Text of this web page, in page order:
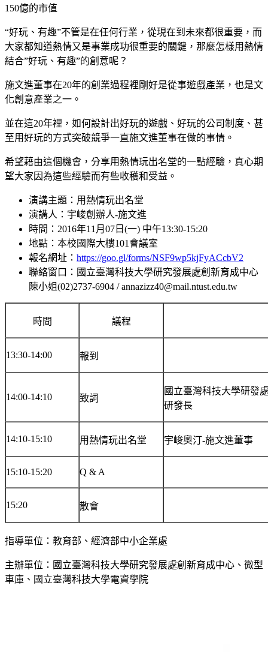
150億的市值
“好玩、有趣”不管是在任何行業，從現在到未來都很重要，而
大家都知道熱情又是事業成功很重要的關鍵，那麼怎樣用熱情
結合”好玩、有趣”的創意呢？
施文進董事在20年的創業過程裡剛好是從事遊戲產業，也是文
化創意產業之一。
並在這20年裡，如何設計出好玩的遊戲、好玩的公司制度、甚
至用好玩的方式突破競爭一直施文進董事在做的事情。
希望藉由這個機會，分享用熱情玩出名堂的一點經驗，真心期
望大家因為這些經驗而有些收穫和受益。
演講主題：用熱情玩出名堂
演講人：宇峻創辦人-施文進
時間：2016年11月07日(一) 中午13:30-15:20
地點：本校國際大樓101會議室
報名網址： https://goo.gl/forms/NSF9wp5kjFyACcbV2
聯絡窗口：國立臺灣科技大學研究發展處創新育成中心
陳小姐(02)2737-6904 / annazizz40@mail.ntust.edu.tw
時間 議程
13:30-14:00 報到
14:00-14:10 致詞
國立臺灣科技大學研發
研發長
14:10-15:10 用熱情玩出名堂 宇峻奧汀-施文進董事
15:10-15:20 Q & A
15:20 散會
指導單位：教育部、經濟部中小企業處
主辦單位：國立臺灣科技大學研究發展處創新育成中心、微型
車庫、國立臺灣科技大學電資學院